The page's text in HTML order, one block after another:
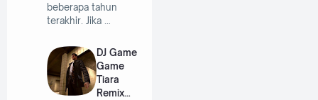
beberapa tahun
terakhir. Jika …
DJ Game
Game
Tiara
Remix